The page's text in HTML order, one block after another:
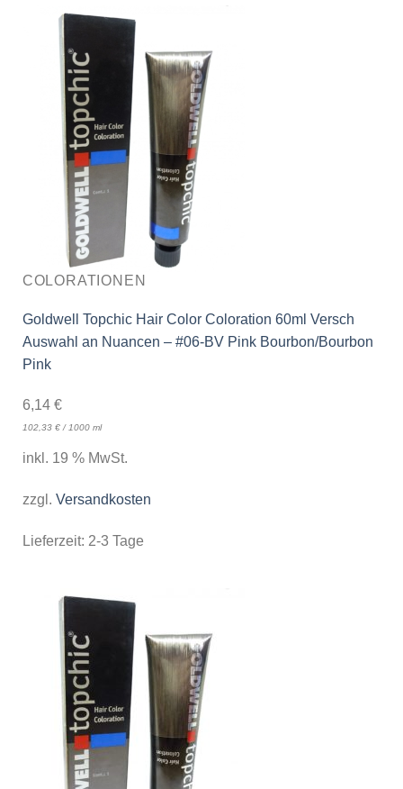
COLORATIONEN
Goldwell Topchic Hair Color Coloration 60ml Versch
Auswahl an Nuancen – #06-BV Pink Bourbon/Bourbon
Pink
6,14 €
102,33 €/1000 ml
inkl. 19 % MwSt.
zzgl. Versandkosten
Lieferzeit: 2-3 Tage